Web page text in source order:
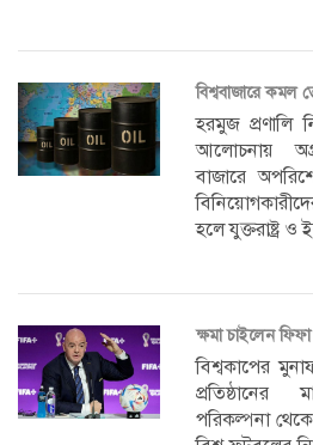
বিশ্ববাজারে কমল
হরমুজ প্রণালি
আলোচনায়
বাজারে
হলে যুক্তরাষ্ট্র ও
ক্ষমা চাইলেন
বিশ্বকাপের
প্রতিষ্ঠানের
পরিকল্পনা